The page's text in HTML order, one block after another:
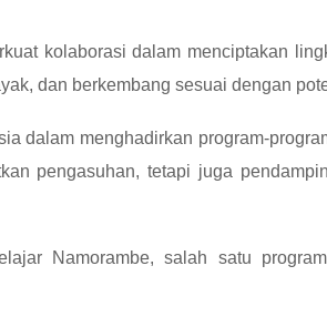
kolaborasi dalam menciptakan
dan berkembang sesuai dengan
dalam menghadirkan program-
pengasuhan, tetapi juga
Namorambe, salah satu